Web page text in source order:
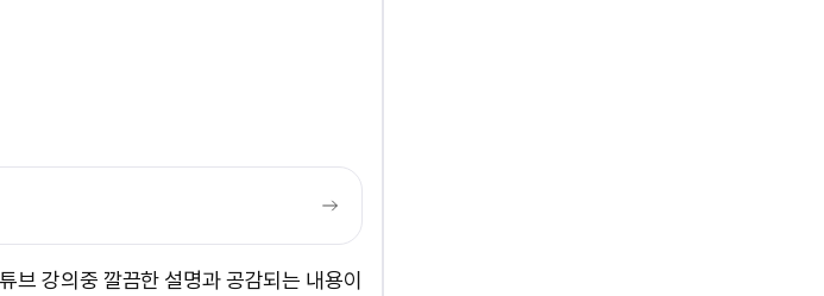
브 강의중 깔끔한 설명과 공감되는 내용이